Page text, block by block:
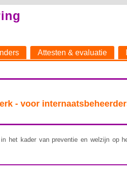
Attesten & evaluatie
- voor
het kader van preventie en welzijn op